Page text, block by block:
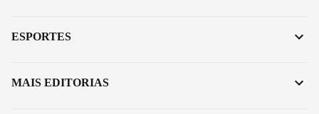
ESPORTES
MAIS EDITORIAS